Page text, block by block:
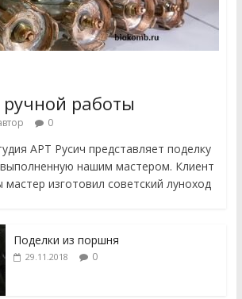
работы
0
АРТ Русич представляет поделку
нашим мастером. Клиент
изготовил советский луноход
Поделки из поршня
29.11.2018 0